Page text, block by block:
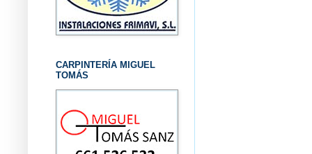
CARPINTERÍA MIGUEL
TOMÁS